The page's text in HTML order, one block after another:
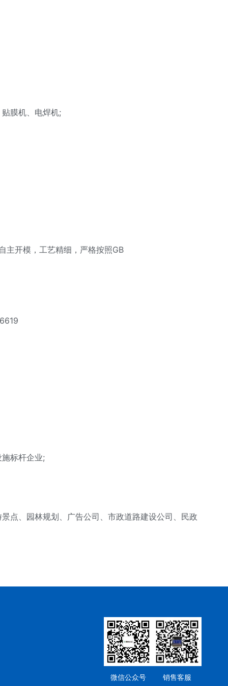
膜机、电焊机;
开模，工艺精细，严格按照GB
标杆企业;
、园林规划、广告公司、市政道路建设公司、民政
微信公众号 销售客服